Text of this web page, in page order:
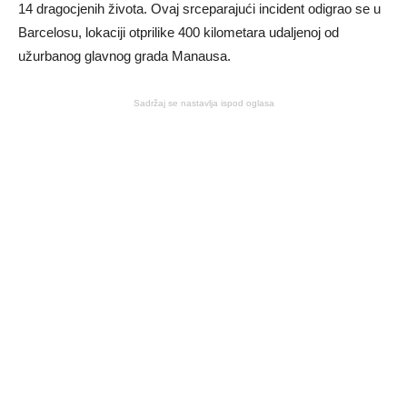
14 dragocjenih života. Ovaj srceparajući incident odigrao se u
Barcelosu, lokaciji otprilike 400 kilometara udaljenoj od
užurbanog glavnog grada Manausa.
Sadržaj se nastavlja ispod oglasa